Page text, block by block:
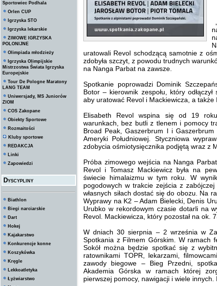
Sportowiec Podhala
Orlen CUP
Igrzyska STO
Igrzyska lekarskie
ZIMOWE IGRZYSKA
POLONIJNE
Olimpiada młodzieży
Igrzyska Olimpijskie
Mistrzostwa Świata Igrzyska
Europejskie
Tour De Pologne Maratony
LANG TEAM
Uniwersjady, MS Juniorów
ZIOM
COS Zakopane
Obiekty Sportowe
Rozmaitości
Kluby sportowe
REDAKCJA
Linki
Zapowiedzi
Dyscypliny
Biathlon
Biegi narciarskie
Dart
Hokej
Kajakarstwo
Konkurencje konne
Koszykówka
Kręgle
Lekkoatletyka
Łyżwiarstwo
uratowali Revol schodzącą samotnie z
zdobyła szczyt, z powodu trudnych
na Nanga Parbat na zawsze.
Spotkanie poprowadzi Dominik
Botor – kierownik zespołu, który
aby uratować Revol i Mackiewicza, a
Elisabeth Revol wspina się od 19
warunkach, bez butli z tlenem i pomocy
Broad Peak, Gaszerbrum I i
Ameryki Południowej. Styczniowa
zdobycia ośmiotysięcznika podjętą wraz z
Próba zimowego wejścia na Nanga
Revol i Tomasz Mackiewicz była na
świecie himalaizmu w tym roku. W
pogodowych w trakcie zejścia z
własnych siłach dostać się do obozu. Na
Wyprawy na K2 – Adam Bielecki, Denis
Urubko w rekordowym czasie dotarli na
Revol. Mackiewicza, który pozostał na ok.
W dniach 30 sierpnia – 2 września w
Spotkania z Filmem Górskim. W ramach
Sokół można będzie spotkać się z
ratownikami TOPR, lekarzami,
zawody biegowe – Bieg Przedni,
Akademia Górska w ramach której
pierwszej pomocy, nawigacji i wiele